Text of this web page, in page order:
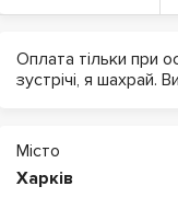
Оплата тільки при
зустрічі, я шахрай.
Місто
Харків